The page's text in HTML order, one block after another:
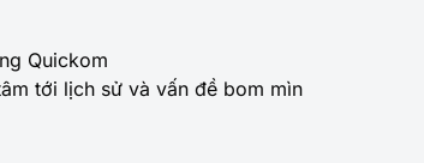
Quickom
tới lịch sử và vấn đề bom mìn